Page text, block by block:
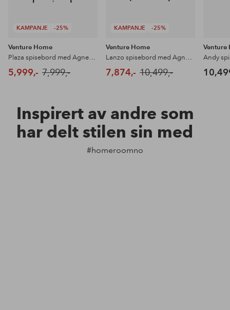
KAMPANJE -25%
Venture Home
Plaza spisebord med Agnes spisestol
5,999,- 7,999,-
KAMPANJE -25%
Venture Home
Lanzo spisebord med Agnes spisestol
7,874,- 10,499,-
Venture
Inspirert av andre som
har delt stilen sin med
#homeroomno